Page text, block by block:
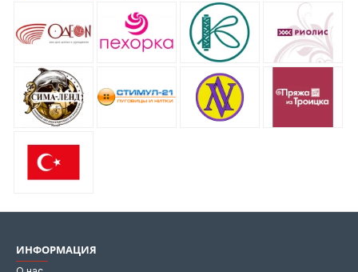
ИНФОРМАЦИЯ